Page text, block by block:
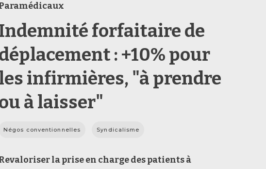
forfaitaire de
: +10% pour
infirmières, "à prendre
à laisser"
Négos conventionnelles Syndicalisme
la prise en charge des patients à